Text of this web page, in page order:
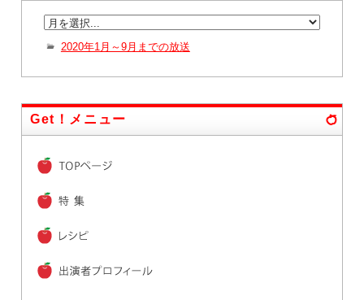
2020年1月～9月までの放送
Get！メニュー